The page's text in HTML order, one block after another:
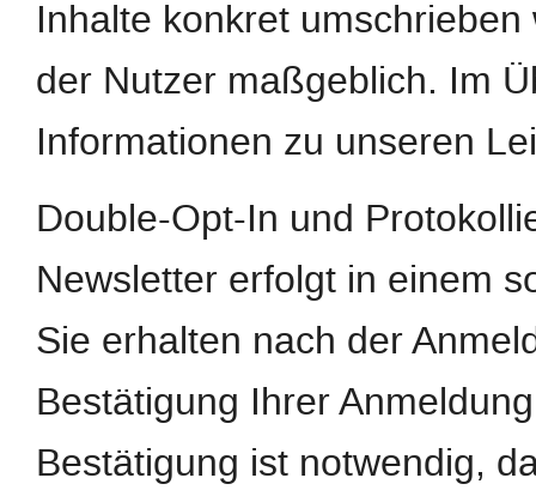
Inhalte konkret
der Nutzer maßgeblich. Im
Informationen zu unseren
Double-Opt-In und
Newsletter erfolgt in einem
Sie erhalten nach der
Bestätigung Ihrer
Bestätigung ist notwendig,